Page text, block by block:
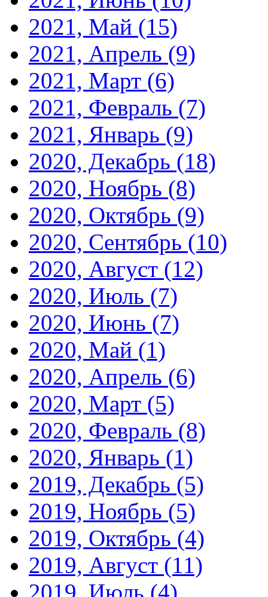
2021, Май (15)
2021, Апрель (9)
2021, Март (6)
2021, Февраль (7)
2021, Январь (9)
2020, Декабрь (18)
2020, Ноябрь (8)
2020, Октябрь (9)
2020, Сентябрь (10)
2020, Август (12)
2020, Июль (7)
2020, Июнь (7)
2020, Май (1)
2020, Апрель (6)
2020, Март (5)
2020, Февраль (8)
2020, Январь (1)
2019, Декабрь (5)
2019, Ноябрь (5)
2019, Октябрь (4)
2019, Август (11)
2019, Июль (4)